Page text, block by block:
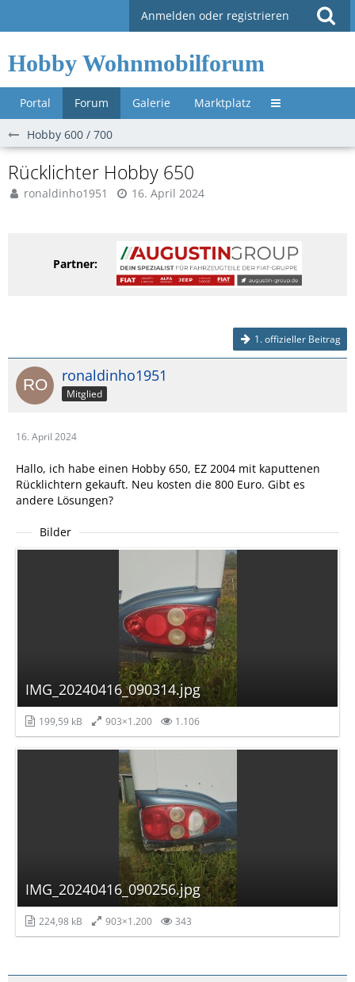
Anmelden oder registrieren
Hobby Wohnmobilforum
Portal Forum Galerie Marktplatz Untermenü »
Hobby 600 / 700
Rücklichter Hobby 650
ronaldinho1951 16. April 2024
Partner:
1. offizieller Beitrag
ronaldinho1951
Mitglied
16. April 2024
Hallo, ich habe einen Hobby 650, EZ 2004 mit kaputtenen
Rücklichtern gekauft. Neu kosten die 800 Euro. Gibt es
andere Lösungen?
Bilder
IMG_20240416_090314.jpg
199,59 kB 903×1.200 1.106
IMG_20240416_090256.jpg
224,98 kB 903×1.200 343